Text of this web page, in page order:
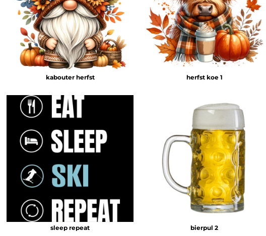
kabouter herfst herfst koe 1
sleep repeat bierpul 2
SHOPPING
SHOPPING
MUTSEN BEDRUKKEN
GROTE MATEN T-SHIRT BEDRUKKEN
AANMELDEN
MANDJE: 0 ITEM